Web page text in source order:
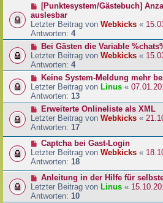
[Punktesystem/Gästebuch]
auslesbar
Letzter Beitrag von Webkicks «
Antworten: 4
Bei Gästen die Variable
Letzter Beitrag von Webkicks «
Antworten: 4
Keine System-Meldung mehr
Letzter Beitrag von Linus «
Antworten: 13
Erweiterte Onlineliste als XML
Letzter Beitrag von Webkicks «
Antworten: 17
Captcha bei Gast-Login
Letzter Beitrag von Webkicks «
Antworten: 18
Anleitung in der Hilfe für
Letzter Beitrag von Linus «
Antworten: 10